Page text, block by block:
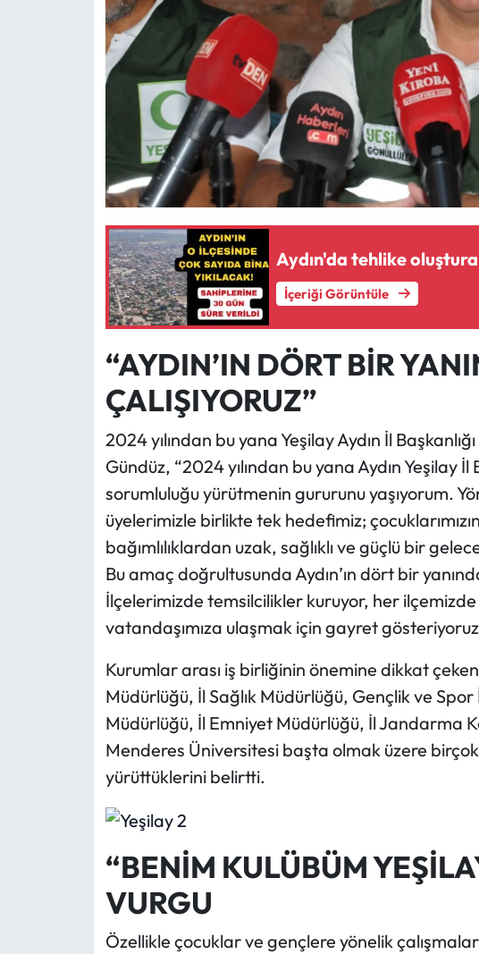
Aydın'da tehlike
İçeriği Görüntüle
“AYDIN’IN DÖRT BİR
ÇALIŞIYORUZ”
2024 yılından bu yana Yeşilay Aydın İl
Gündüz, “2024 yılından bu yana Aydın Yeşilay
sorumluluğu yürütmenin gururunu yaşıyorum.
üyelerimizle birlikte tek hedefimiz;
bağımlılıklardan uzak, sağlıklı ve güçlü bir
Bu amaç doğrultusunda Aydın’ın dört bir
İlçelerimizde temsilcilikler kuruyor, her ilçemizde
vatandaşımıza ulaşmak için gayret
Kurumlar arası iş birliğinin önemine dikkat
Müdürlüğü, İl Sağlık Müdürlüğü, Gençlik ve
Müdürlüğü, İl Emniyet Müdürlüğü, İl Jandarma
Menderes Üniversitesi başta olmak üzere
yürüttüklerini belirtti.
“BENİM KULÜBÜM
VURGU
Özellikle çocuklar ve gençlere yönelik